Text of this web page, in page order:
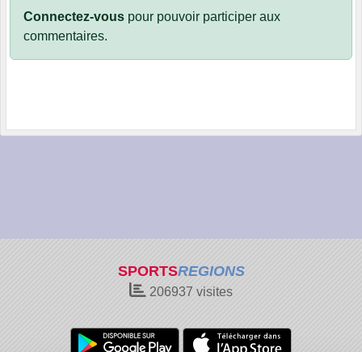
Connectez-vous pour pouvoir participer aux
commentaires.
SPORTSREGIONS
206937 visites